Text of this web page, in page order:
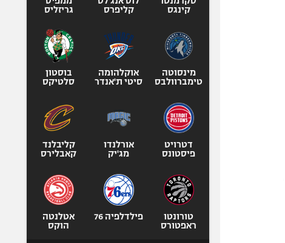
קינגס
קליפרס
גריזליס
מינסוטה
טימברוולבס
אוקלהומה
סיטי ת'אנדר
בוסטון
סלטיקס
דטרויט
פיסטונס
אורלנדו
מג'יק
קליבלנד
קאבלירס
טורונטו
ראפטורס
פילדלפיה 76
אטלנטה
הוקס